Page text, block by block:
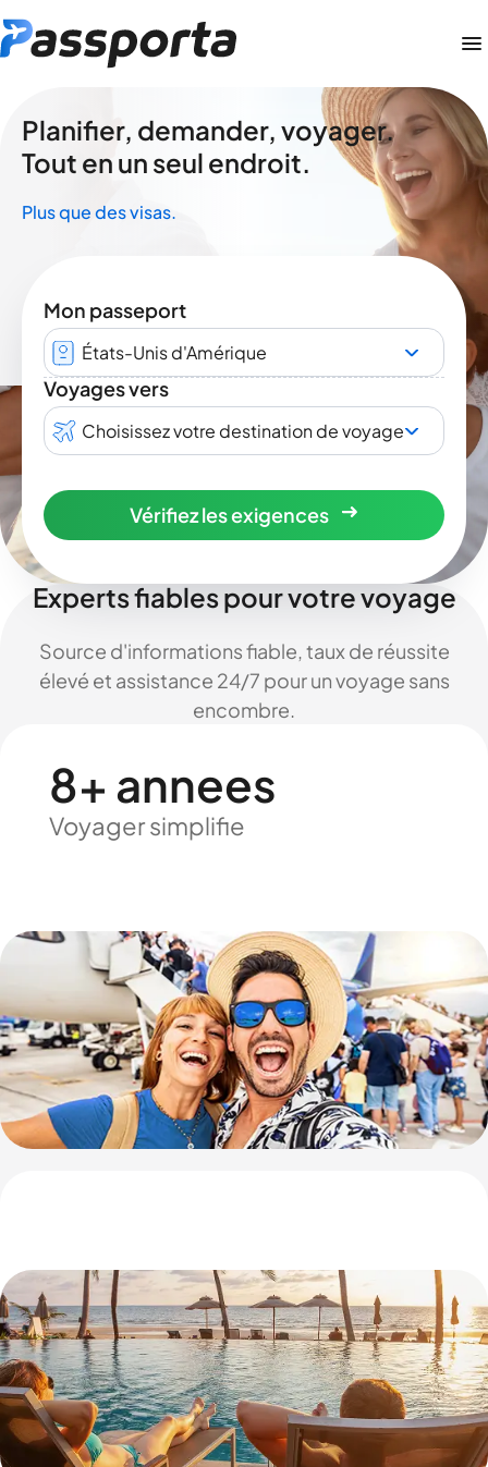
Planifier, demander, voyager.
Tout en un seul endroit.
Plus que des visas.
Mon passeport
États-Unis d'Amérique
Voyages vers
Choisissez votre destination de voyage
Vérifiez les exigences
Experts fiables pour votre voyage
Source d'informations fiable, taux de réussite
élevé et assistance 24/7 pour un voyage sans
encombre.
8+ annees
Voyager simplifie